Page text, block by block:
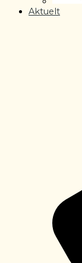
Aktuelt